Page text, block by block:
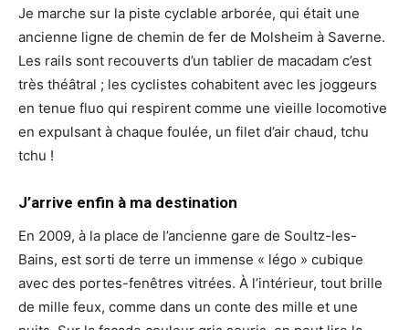
Je marche sur la piste cyclable arborée, qui était une
ancienne ligne de chemin de fer de Molsheim à Saverne.
Les rails sont recouverts d’un tablier de macadam c’est
très théâtral ; les cyclistes cohabitent avec les joggeurs
en tenue fluo qui respirent comme une vieille locomotive
en expulsant à chaque foulée, un filet d’air chaud, tchu
tchu !
J’arrive enfin à ma destination
En 2009, à la place de l’ancienne gare de Soultz-les-
Bains, est sorti de terre un immense « légo » cubique
avec des portes-fenêtres vitrées. À l’intérieur, tout brille
de mille feux, comme dans un conte des mille et une